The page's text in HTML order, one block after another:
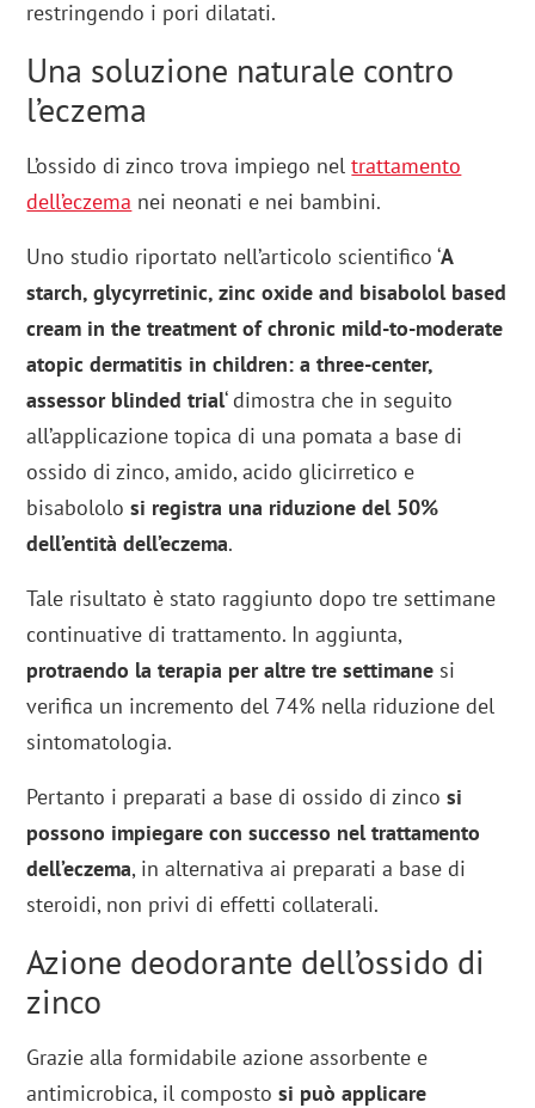
restringendo i pori dilatati.
Una soluzione naturale contro
l’eczema
L’ossido di zinco trova impiego neltrattamento
dell’eczema nei neonati e nei bambini.
Uno studio riportato nell’articolo scientifico ‘A
starch, glycyrretinic, zinc oxide and bisabolol based
cream in the treatment of chronic mild-to-moderate
atopic dermatitis in children: a three-center,
assessor blinded trial‘ dimostra che in seguito
all’applicazione topica di una pomata a base di
ossido di zinco, amido, acido glicirretico e
bisabololo si registra una riduzione del 50%
dell’entità dell’eczema.
Tale risultato è stato raggiunto dopo tre settimane
continuative di trattamento. In aggiunta,
protraendo la terapia per altre tre settimane si
verifica un incremento del 74% nella riduzione del
sintomatologia.
Pertanto i preparati a base di ossido di zinco si
possono impiegare con successo nel trattamento
dell’eczema, in alternativa ai preparati a base di
steroidi, non privi di effetti collaterali.
Azione deodorante dell’ossido di
zinco
Grazie alla formidabile azione assorbente e
antimicrobica, il composto si può applicare